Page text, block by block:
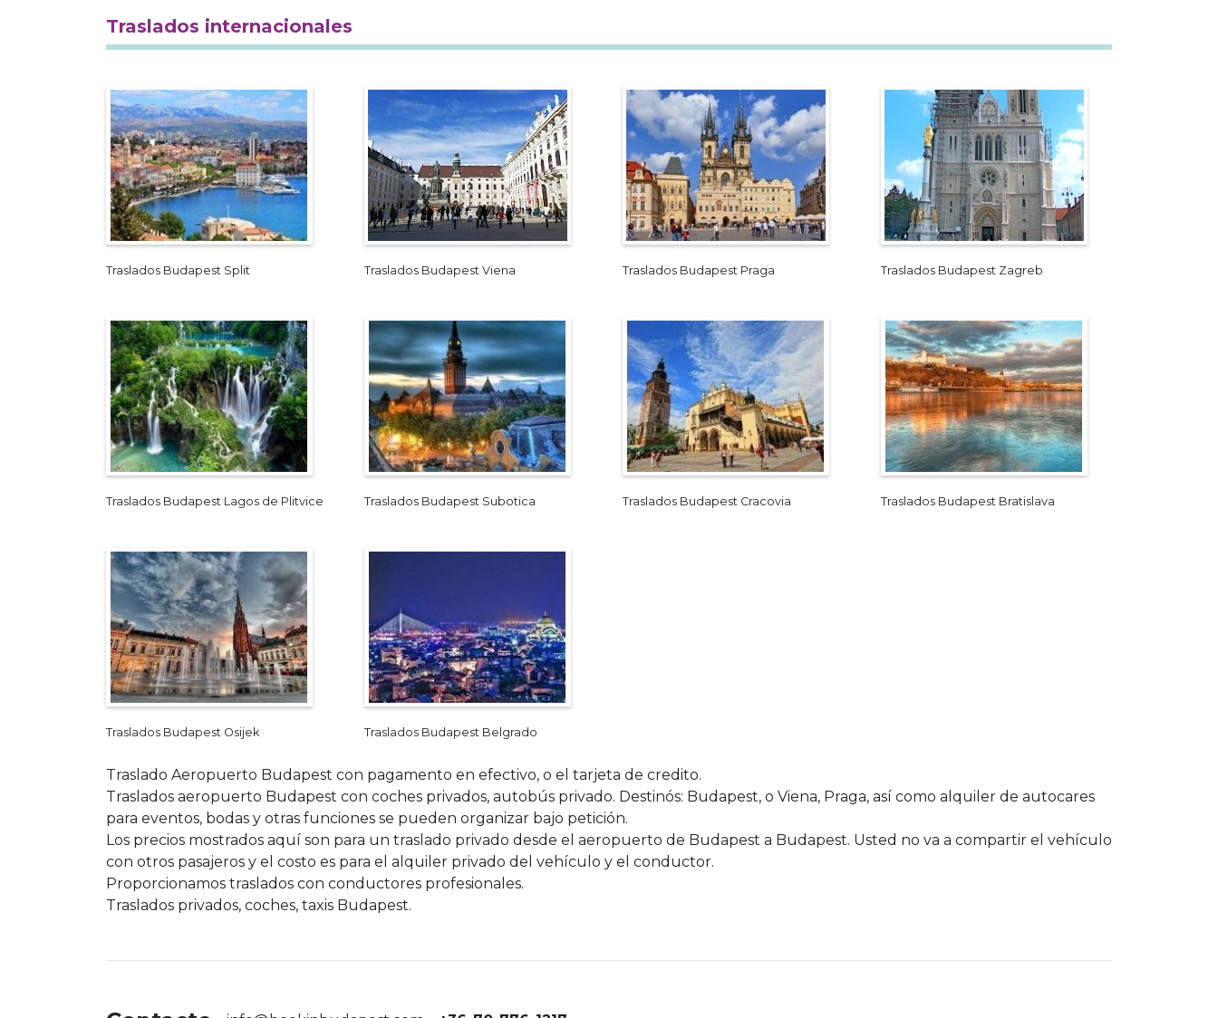
Traslados internacionales
Traslados Budapest Split Traslados Budapest Viena Traslados Budapest Praga Traslados Budapest Zagreb
Traslados Budapest Lagos de Plitvice Traslados Budapest Subotica Traslados Budapest Cracovia Traslados Budapest Bratislava
Traslados Budapest Osijek Traslados Budapest Belgrado
Traslado Aeropuerto Budapest con pagamento en efectivo, o el tarjeta de credito.
Traslados aeropuerto Budapest con coches privados, autobús privado. Destinós: Budapest, o Viena, Praga, así como alquiler de autocares
para eventos, bodas y otras funciones se pueden organizar bajo petición.
Los precios mostrados aquí son para un traslado privado desde el aeropuerto de Budapest a Budapest. Usted no va a compartir el vehículo
con otros pasajeros y el costo es para el alquiler privado del vehículo y el conductor.
Proporcionamos traslados con conductores profesionales.
Traslados privados, coches, taxis Budapest.